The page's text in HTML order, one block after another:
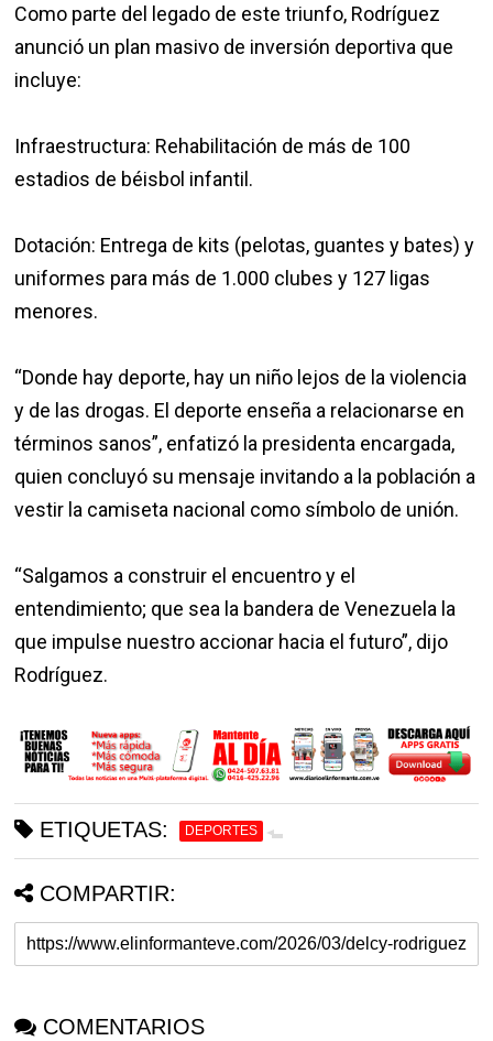
Como parte del legado de este triunfo, Rodríguez
anunció un plan masivo de inversión deportiva que
incluye:
Infraestructura: Rehabilitación de más de 100
estadios de béisbol infantil.
Dotación: Entrega de kits (pelotas, guantes y bates) y
uniformes para más de 1.000 clubes y 127 ligas
menores.
“Donde hay deporte, hay un niño lejos de la violencia
y de las drogas. El deporte enseña a relacionarse en
términos sanos”, enfatizó la presidenta encargada,
quien concluyó su mensaje invitando a la población a
vestir la camiseta nacional como símbolo de unión.
“Salgamos a construir el encuentro y el
entendimiento; que sea la bandera de Venezuela la
que impulse nuestro accionar hacia el futuro”, dijo
Rodríguez.
ETIQUETAS: DEPORTES
COMPARTIR:
COMENTARIOS